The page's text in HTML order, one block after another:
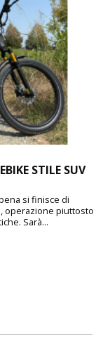
STILE SUV
si finisce di
operazione piuttosto
Sarà...